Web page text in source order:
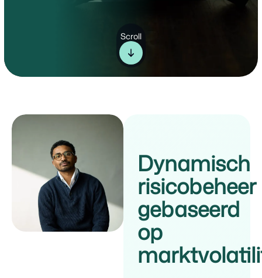
Scroll
Dynamisch
risicobeheer
gebaseerd
op